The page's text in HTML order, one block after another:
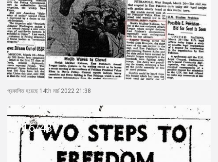
প্রকাশিত হয়েছে 14th মার্চ 2022 21:38
16/43